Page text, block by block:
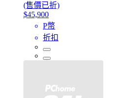
(售價已折)
$45,900
P幣
折扣